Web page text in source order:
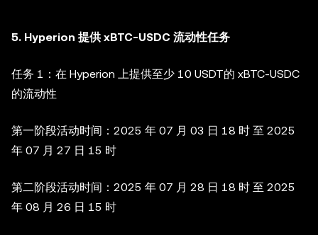
5. Hyperion 提供 xBTC-USDC 流动性任务
任务 1：在 Hyperion 上提供至少 10 USDT的 xBTC-USDC
的流动性
第一阶段活动时间：2025 年 07 月 03 日 18 时 至 2025
年 07 月 27 日 15 时
第二阶段活动时间：2025 年 07 月 28 日 18 时 至 2025
年 08 月 26 日 15 时